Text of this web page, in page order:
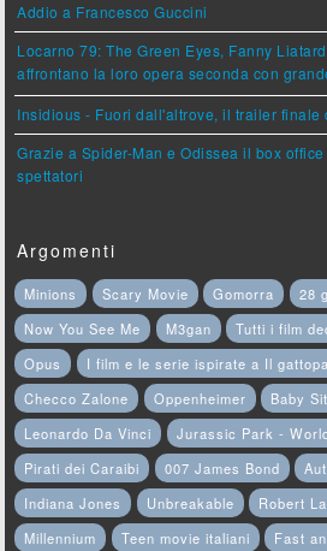
Addio a Francesco Guccini
Locarno 79: The Green Eyes, Fanny
affrontano la loro opera seconda con
Insidious - Fuori dall'altrove, il trailer finale
Grazie a Spider-Man e Odissea il box
spettatori
Argomenti
Minions Scary Movie Gomorra
28
Now You See Me
M3gan
Tutti i film
Opus
I film e le serie ispirate a Il
Checco Zalone
Oppenheimer Baby
Leonardo Da Vinci
Jurassic Park -
Pirati dei Caraibi
007 James Bond
Indiana Jones
Unbreakable Robert
Millennium
Teen movie italiani
Fast